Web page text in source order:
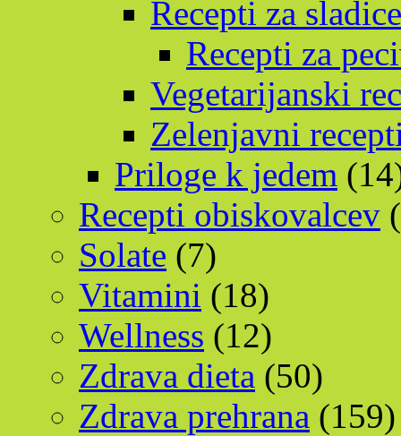
Recepti za sladice
Recepti za
Vegetarijanski
Zelenjavni
Priloge k jedem
Recepti obiskovalcev
Solate (7)
Vitamini (18)
Wellness (12)
Zdrava dieta (50)
Zdrava prehrana (159)